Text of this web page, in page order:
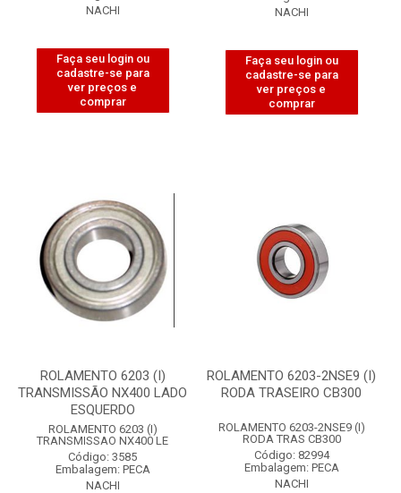
NACHI
Faça seu login ou
cadastre-se para
ver preços e
comprar
NACHI
Faça seu login ou
cadastre-se para
ver preços e
comprar
ROLAMENTO 6203 (I)
TRANSMISSÃO NX400 LADO
ESQUERDO
ROLAMENTO 6203 (I)
TRANSMISSAO NX400 LE
Código: 3585
Embalagem: PECA
NACHI
ROLAMENTO 6203-2NSE9 (I)
RODA TRASEIRO CB300
ROLAMENTO 6203-2NSE9 (I)
RODA TRAS CB300
Código: 82994
Embalagem: PECA
NACHI